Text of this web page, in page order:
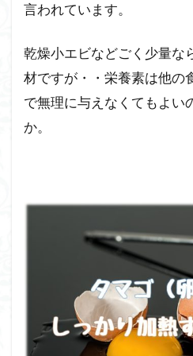
言われています。
乾燥小エビなどごく少量な
材ですが・・栄養素は他の
で無理に与えなくてもよい
か。